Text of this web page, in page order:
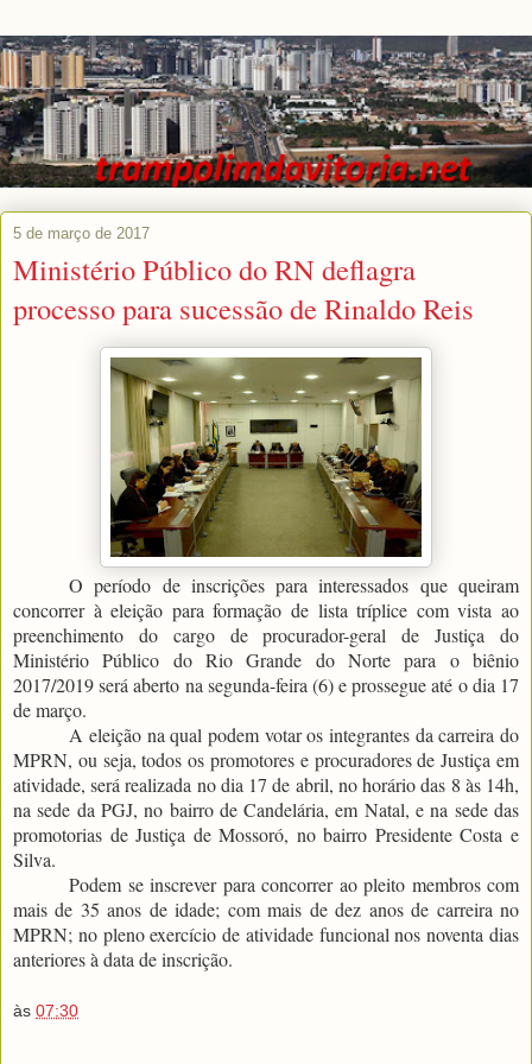
5 de março de 2017
Ministério Público do RN deflagra
processo para sucessão de Rinaldo Reis
O período de inscrições para interessados que queiram
concorrer à eleição para formação de lista tríplice com vista ao
preenchimento do cargo de procurador-geral de Justiça do
Ministério Público do Rio Grande do Norte para o biênio
2017/2019 será aberto na segunda-feira (6) e prossegue até o dia 17
de março.
A eleição na qual podem votar os integrantes da carreira do
MPRN, ou seja, todos os promotores e procuradores de Justiça em
atividade, será realizada no dia 17 de abril, no horário das 8 às 14h,
na sede da PGJ, no bairro de Candelária, em Natal, e na sede das
promotorias de Justiça de Mossoró, no bairro Presidente Costa e
Silva.
Podem se inscrever para concorrer ao pleito membros com
mais de 35 anos de idade; com mais de dez anos de carreira no
MPRN; no pleno exercício de atividade funcional nos noventa dias
anteriores à data de inscrição.
às 07:30